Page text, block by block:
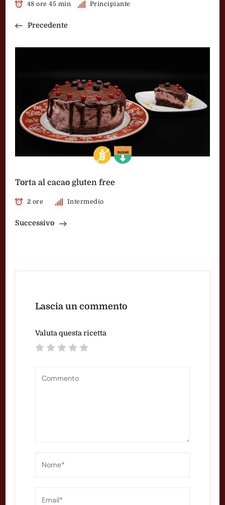
48 ore 45 min Principiante
Precedente
Torta al cacao gluten free
2 ore Intermedio
Successivo
Lascia un commento
Valuta questa ricetta